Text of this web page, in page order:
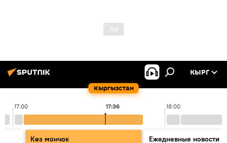
Кыргызстан
КЫРГ
17:00 18:00
17:36
Көз мончок
Ежедневные новости